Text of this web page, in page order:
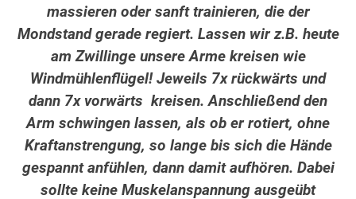
massieren oder sanft trainieren, die der
Mondstand gerade regiert. Lassen wir z.B. heute
am Zwillinge unsere Arme kreisen wie
Windmühlenflügel! Jeweils 7x rückwärts und
dann 7x vorwärts kreisen. Anschließend den
Arm schwingen lassen, als ob er rotiert, ohne
Kraftanstrengung, so lange bis sich die Hände
gespannt anfühlen, dann damit aufhören. Dabei
sollte keine Muskelanspannung ausgeübt